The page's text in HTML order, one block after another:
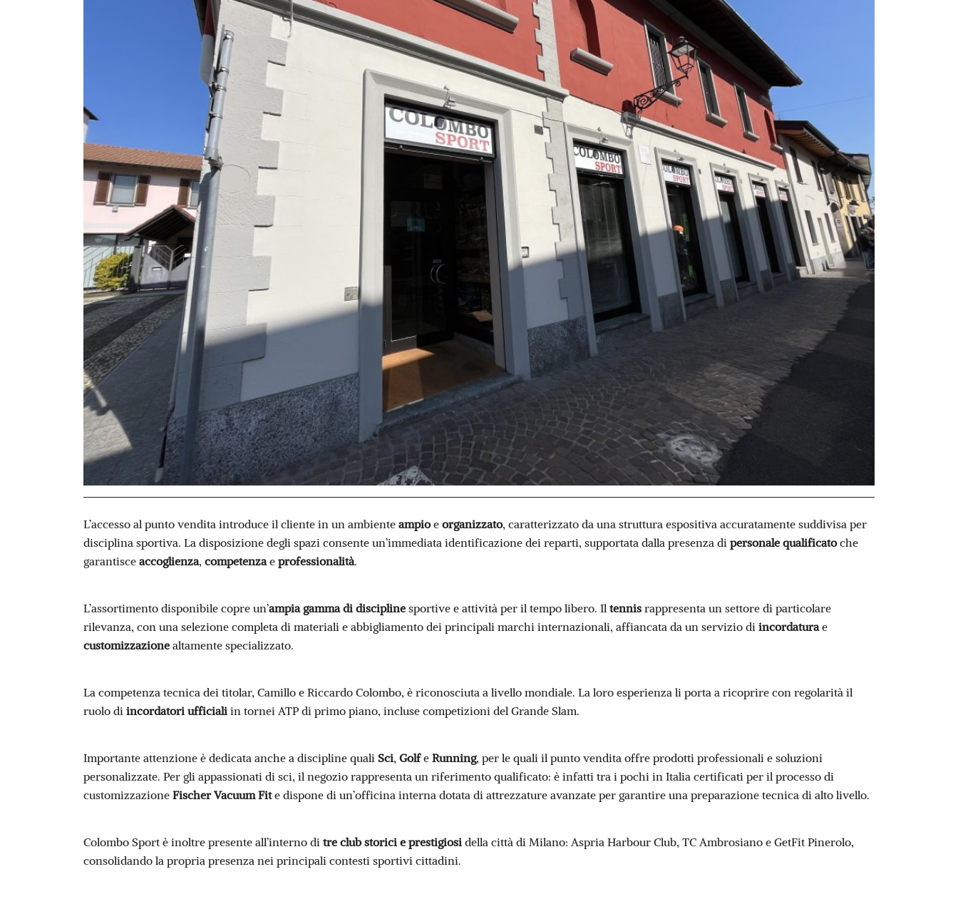
L’accesso al punto vendita introduce il cliente in un ambiente ampioe organizzato, caratterizzato da una struttura espositiva accuratamente suddivisa per
disciplina sportiva. La disposizione degli spazi consente un’immediata identificazione dei reparti, supportata dalla presenza di personale qualificatoche
garantisce accoglienza, competenzae professionalità.
L’assortimento disponibile copre un’ampia gamma di discipline sportive e attività per il tempo libero. Il tennis rappresenta un settore di particolare
rilevanza, con una selezione completa di materiali e abbigliamento dei principali marchi internazionali, affiancata da un servizio di incordaturae
customizzazione altamente specializzato.
La competenza tecnica dei titolar, Camillo e Riccardo Colombo, è riconosciuta a livello mondiale. La loro esperienza li porta a ricoprire con regolarità il
ruolo di incordatori ufficiali in tornei ATP di primo piano, incluse competizioni del Grande Slam.
Importante attenzione è dedicata anche a discipline quali Sci, Golfe Running, per le quali il punto vendita offre prodotti professionali e soluzioni
personalizzate. Per gli appassionati di sci, il negozio rappresenta un riferimento qualificato: è infatti tra i pochi in Italia certificati per il processo di
customizzazione Fischer Vacuum Fite dispone di un’officina interna dotata di attrezzature avanzate per garantire una preparazione tecnica di alto livello.
Colombo Sport è inoltre presente all’interno di tre club storici e prestigiosi della città di Milano: Aspria Harbour Club, TC Ambrosiano e GetFit Pinerolo,
consolidando la propria presenza nei principali contesti sportivi cittadini.